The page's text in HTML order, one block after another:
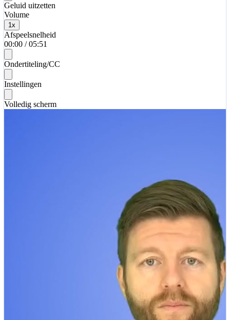
Geluid uitzetten
Volume
1x
Afspeelsnelheid
00:00 / 05:51
Ondertiteling/CC
Instellingen
Volledig scherm